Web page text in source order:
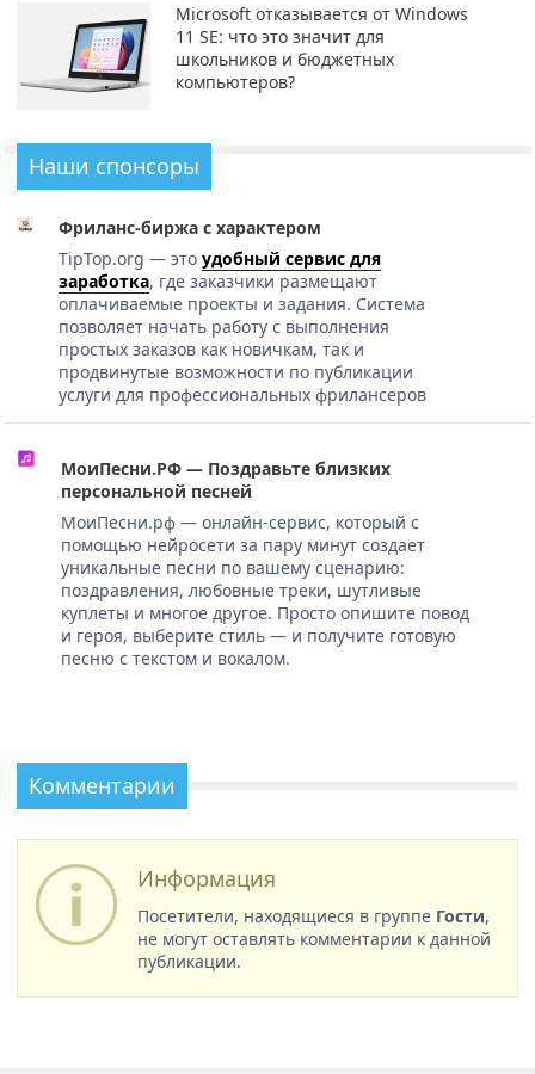
Microsoft отказывается от Windows
11 SE: что это значит для
школьников и бюджетных
компьютеров?
Наши спонсоры
Фриланс-биржа с характером
TipTop.org — это удобный сервис для
заработка, где заказчики размещают
оплачиваемые проекты и задания. Система
позволяет начать работу с выполнения
простых заказов как новичкам, так и
продвинутые возможности по публикации
услуги для профессиональных фрилансеров
МоиПесни.РФ — Поздравьте близких
персональной песней
МоиПесни.рф — онлайн-сервис, который с
помощью нейросети за пару минут создает
уникальные песни по вашему сценарию:
поздравления, любовные треки, шутливые
куплеты и многое другое. Просто опишите повод
и героя, выберите стиль — и получите готовую
песню с текстом и вокалом.
Комментарии
Информация
Посетители, находящиеся в группе Гости,
не могут оставлять комментарии к данной
публикации.